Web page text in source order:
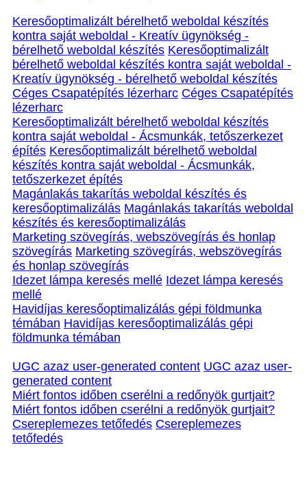
Keresőoptimalizált bérelhető weboldal készítés
kontra saját weboldal - Kreatív ügynökség -
bérelhető weboldal készítés Keresőoptimalizált
bérelhető weboldal készítés kontra saját weboldal -
Kreatív ügynökség - bérelhető weboldal készítés
Céges Csapatépítés lézerharc Céges Csapatépítés
lézerharc
Keresőoptimalizált bérelhető weboldal készítés
kontra saját weboldal - Ácsmunkák, tetőszerkezet
építés Keresőoptimalizált bérelhető weboldal
készítés kontra saját weboldal - Ácsmunkák,
tetőszerkezet építés
Magánlakás takarítás weboldal készítés és
keresőoptimalizálás Magánlakás takarítás weboldal
készítés és keresőoptimalizálás
Marketing szövegírás, webszövegírás és honlap
szövegírás Marketing szövegírás, webszövegírás
és honlap szövegírás
Idezet lámpa keresés mellé Idezet lámpa keresés
mellé
Havidíjas keresőoptimalizálás gépi földmunka
témában Havidíjas keresőoptimalizálás gépi
földmunka témában
UGC azaz user-generated content UGC azaz user-
generated content
Miért fontos időben cserélni a redőnyök gurtjait?
Miért fontos időben cserélni a redőnyök gurtjait?
Csereplemezes tetőfedés Csereplemezes
tetőfedés